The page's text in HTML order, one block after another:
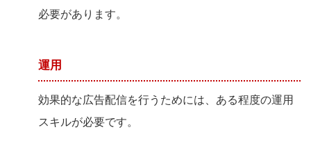
必要があります。
運用
効果的な広告配信を行うためには、ある程度の運用
スキルが必要です。